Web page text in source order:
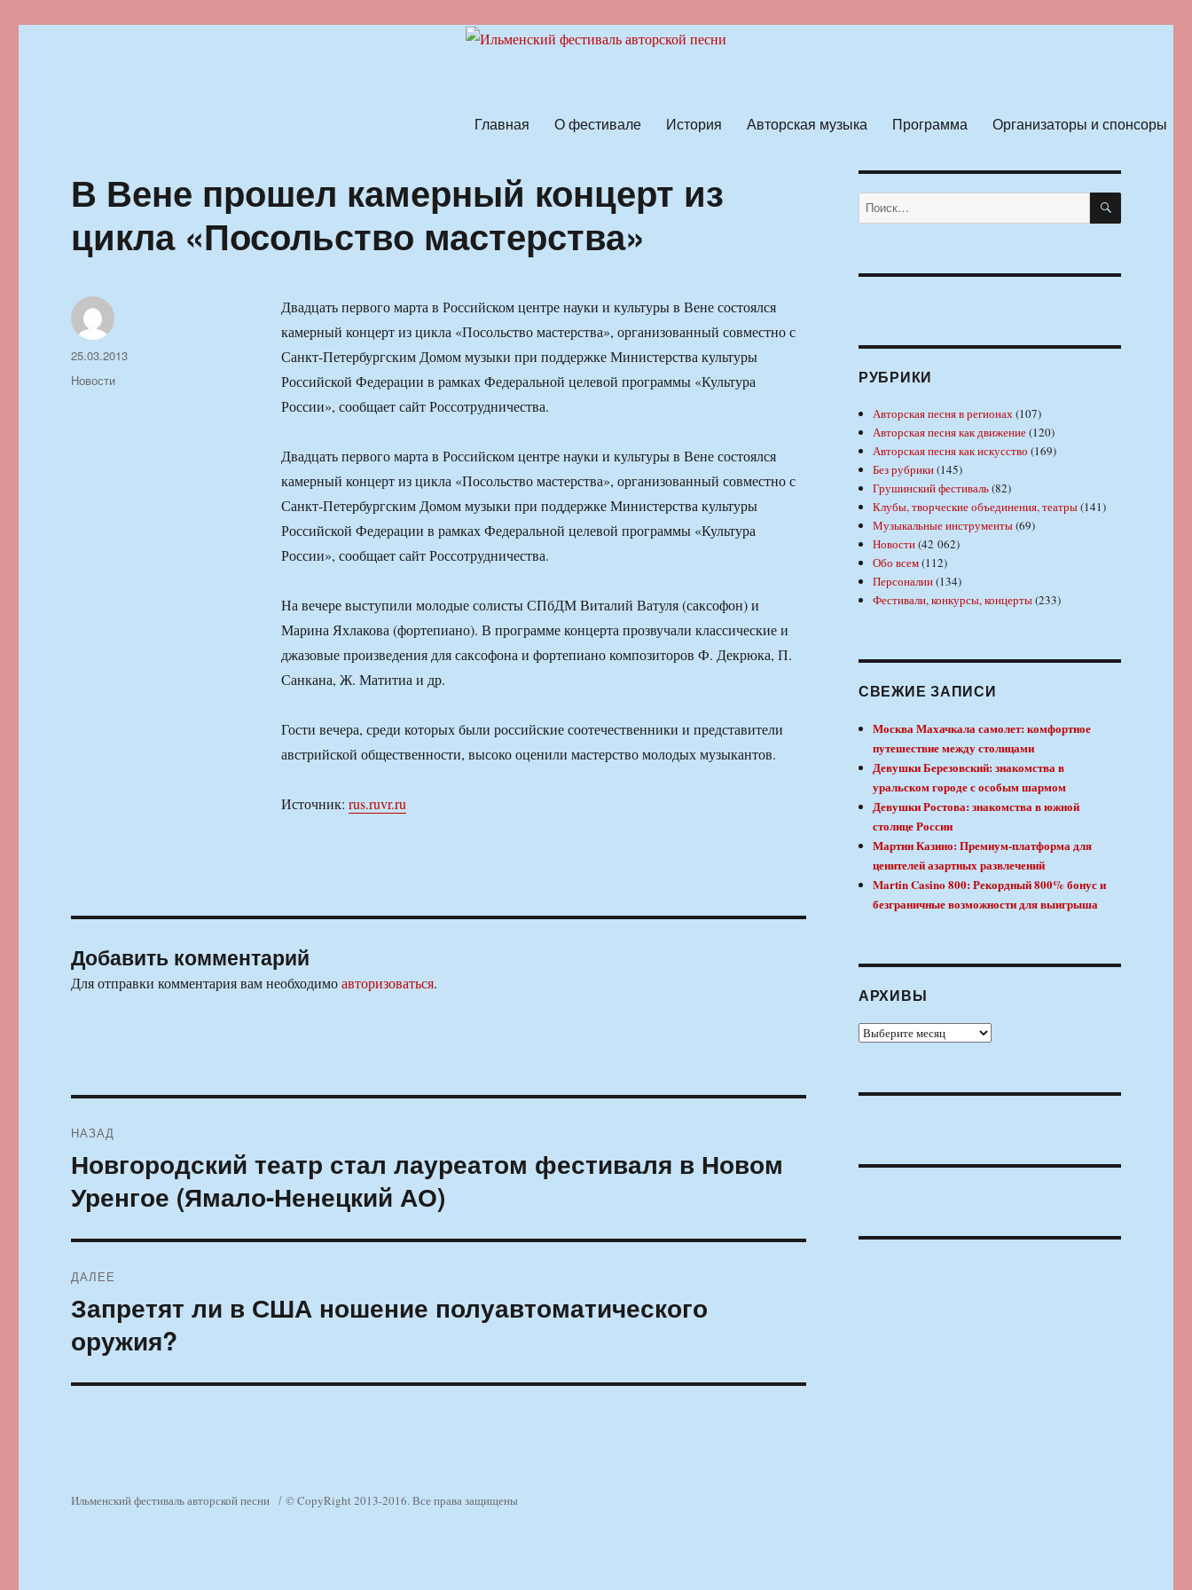
Главная О фестивале История Авторская музыка Программа Организаторы и спонсоры
В Вене прошел камерный концерт из
цикла «Посольство мастерства»
Двадцать первого марта в Российском центре науки и культуры в Вене состоялся
камерный концерт из цикла «Посольство мастерства», организованный совместно с
Санкт-Петербургским Домом музыки при поддержке Министерства культуры
Российской Федерации в рамках Федеральной целевой программы «Культура
России», сообщает сайт Россотрудничества.
Двадцать первого марта в Российском центре науки и культуры в Вене состоялся
камерный концерт из цикла «Посольство мастерства», организованный совместно с
Санкт-Петербургским Домом музыки при поддержке Министерства культуры
Российской Федерации в рамках Федеральной целевой программы «Культура
России», сообщает сайт Россотрудничества.
На вечере выступили молодые солисты СПбДМ Виталий Ватуля (саксофон) и
Марина Яхлакова (фортепиано). В программе концерта прозвучали классические и
джазовые произведения для саксофона и фортепиано композиторов Ф. Декрюка, П.
Санкана, Ж. Матитиа и др.
Гости вечера, среди которых были российские соотечественники и представители
австрийской общественности, высоко оценили мастерство молодых музыкантов.
Источник: rus.ruvr.ru
Автор
Опубликовано
25.03.2013
Рубрики
Новости
Добавить комментарий
Для отправки комментария вам необходимоавторизоваться.
по
записям
НАЗАД
Предыдущая
Новгородский театр стал лауреатом фестиваля в Новом
Уренгое (Ямало-Ненецкий АО)
ДАЛЕЕ
Следующая
запись:
Запретят ли в США ношение полуавтоматического
оружия?
Искать: ПОИСК
РУБРИКИ
Авторская песня в регионах(107)
Авторская песня как движение(120)
Авторская песня как искусство (169)
Без рубрики(145)
Грушинский фестиваль(82)
Клубы, творческие объединения, театры(141)
Музыкальные инструменты(69)
Новости(42 062)
Обо всем(112)
Персоналии(134)
Фестивали, конкурсы, концерты(233)
СВЕЖИЕ ЗАПИСИ
Москва Махачкала самолет: комфортное
путешествие между столицами
Девушки Березовский: знакомства в
уральском городе с особым шармом
Девушки Ростова: знакомства в южной
столице России
Мартин Казино: Премиум-платформа для
ценителей азартных развлечений
Martin Casino 800: Рекордный 800% бонус и
безграничные возможности для выигрыша
АРХИВЫ
Архивы
Ильменский фестиваль авторской песни © CopyRight 2013-2016. Все права защищены